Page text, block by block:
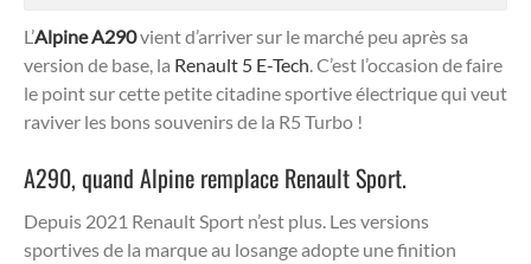
L’Alpine A290vient d’arriver sur le marché peu après sa
version de base, la Renault 5 E-Tech. C’est l’occasion de faire
le point sur cette petite citadine sportive électrique qui veut
raviver les bons souvenirs de la R5 Turbo !
A290, quand Alpine remplace Renault Sport.
Depuis 2021 Renault Sport n’est plus. Les versions
sportives de la marque au losange adopte une finition